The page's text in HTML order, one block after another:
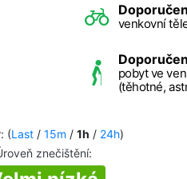
venkovní
pobyt ve
(těhotné,
(Last/ 15m / 1h / 24h)
znečištění: